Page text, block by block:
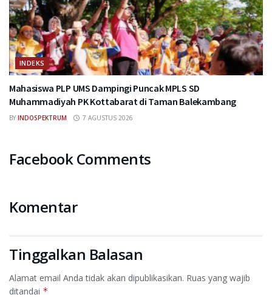
INDEKS
Mahasiswa PLP UMS Dampingi Puncak MPLS SD
Muhammadiyah PK Kottabarat di Taman Balekambang
BY INDOSPEKTRUM 7 AGUSTUS 2026
Facebook Comments
Komentar
Tinggalkan Balasan
Alamat email Anda tidak akan dipublikasikan. Ruas yang wajib
ditandai *